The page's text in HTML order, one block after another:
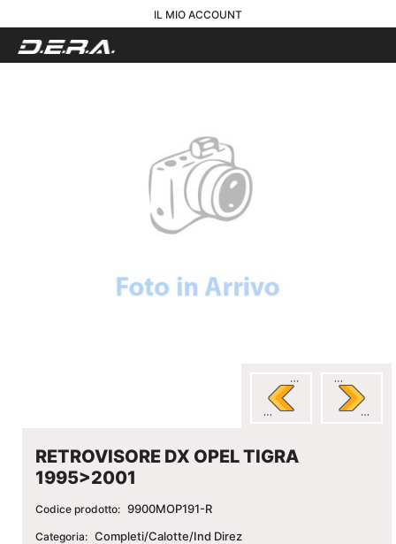
IL MIO ACCOUNT
RETROVISORE DX OPEL TIGRA
1995>2001
Codice prodotto: 9900MOP191-R
Categoria: Completi/Calotte/Ind Direz